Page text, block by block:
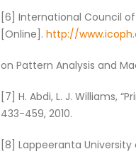
[6] International Council
[Online]. http://
on Pattern Analysis and
[7] H. Abdi, L. J. Williams,
433-459, 2010.
[8] Lappeeranta